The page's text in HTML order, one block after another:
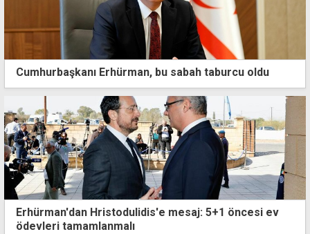
Cumhurbaşkanı Erhürman, bu sabah taburcu oldu
Erhürman'dan Hristodulidis'e mesaj: 5+1 öncesi ev
ödevleri tamamlanmalı